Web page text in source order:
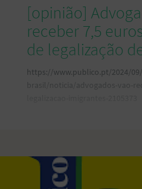
[opinião]
receber 7,5
de legalização
https://www.publico.pt/2024/
brasil/noticia/advogados-vao-